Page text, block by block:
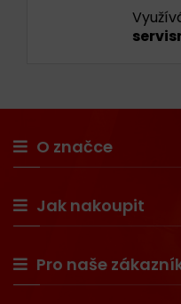
O značce
Jak nakoupit
Pro naše